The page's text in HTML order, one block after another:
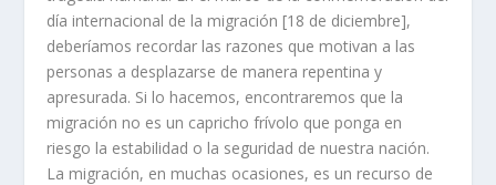
día internacional de la migración [18 de diciembre],
deberíamos recordar las razones que motivan a las
personas a desplazarse de manera repentina y
apresurada. Si lo hacemos, encontraremos que la
migración no es un capricho frívolo que ponga en
riesgo la estabilidad o la seguridad de nuestra nación.
La migración, en muchas ocasiones, es un recurso de